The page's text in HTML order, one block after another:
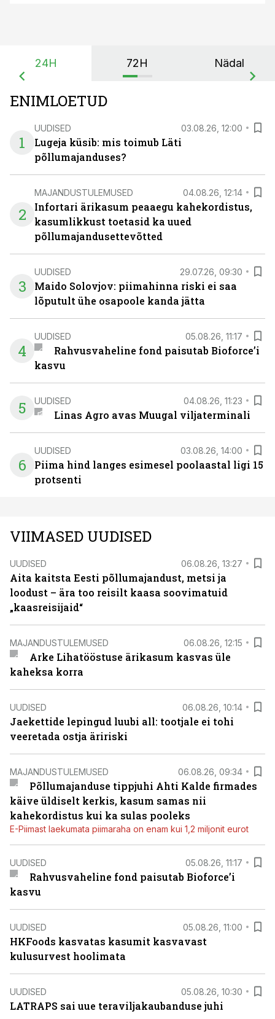
24H 72H Nädal
ENIMLOETUD
1
UUDISED 03.08.26, 12:00
Lugeja küsib: mis toimub Läti
põllumajanduses?
2
MAJANDUSTULEMUSED 04.08.26, 12:14
Infortari ärikasum peaaegu kahekordistus,
kasumlikkust toetasid ka uued
põllumajandusettevõtted
3
UUDISED 29.07.26, 09:30
Maido Solovjov: piimahinna riski ei saa
lõputult ühe osapoole kanda jätta
4
UUDISED 05.08.26, 11:17
Rahvusvaheline fond paisutab Bioforce’i
kasvu
5 UUDISED 04.08.26, 11:23
Linas Agro avas Muugal viljaterminali
6
UUDISED 03.08.26, 14:00
Piima hind langes esimesel poolaastal ligi 15
protsenti
VIIMASED UUDISED
UUDISED 06.08.26, 13:27
Aita kaitsta Eesti põllumajandust, metsi ja
loodust – ära too reisilt kaasa soovimatuid
„kaasreisijaid“
MAJANDUSTULEMUSED 06.08.26, 12:15
Arke Lihatööstuse ärikasum kasvas üle
kaheksa korra
UUDISED 06.08.26, 10:14
Jaekettide lepingud luubi all: tootjale ei tohi
veeretada ostja äririski
MAJANDUSTULEMUSED 06.08.26, 09:34
Põllumajanduse tippjuhi Ahti Kalde firmades
käive üldiselt kerkis, kasum samas nii
kahekordistus kui ka sulas pooleks
E-Piimast laekumata piimaraha on enam kui 1,2 miljonit eurot
UUDISED 05.08.26, 11:17
Rahvusvaheline fond paisutab Bioforce’i
kasvu
UUDISED 05.08.26, 11:00
HKFoods kasvatas kasumit kasvavast
kulusurvest hoolimata
UUDISED 05.08.26, 10:30
LATRAPS sai uue teraviljakaubanduse juhi